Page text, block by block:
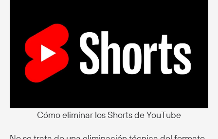
Cómo eliminar los Shorts de YouTube